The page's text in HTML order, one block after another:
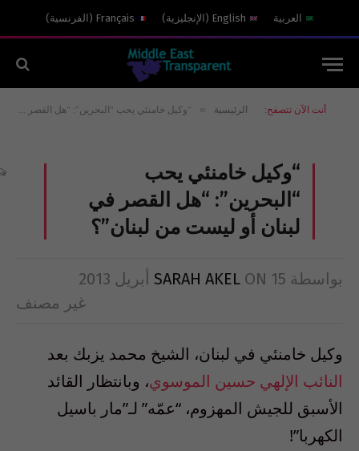
العربية English
( الإنجليزية)
Français
( الفرنسية)
أنت الآن تتصفح: الرئيسية » “وكيل خامنئي يحب “البحرين”: “هل القصر في لبنان أو ليست من لبنان”؟
“وكيل خامنئي يحب
“البحرين”: “هل القصر في
لبنان أو ليست من لبنان”؟
بواسطة SARAH AKEL ON 15 أبريل 2013
غير مصنف
وكيل خامنئي في لبنان، الشيخ محمد يزبك بعد
النائب الإلهي حسين الموسوي، وبانتظار القائد
الأسبق للجيش المهزوم، “عمّه” لـ”مار باسيل
الكهربا”!